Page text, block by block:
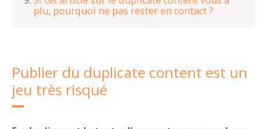
plu, pourquoi ne pas rester en contact ?
Publier du duplicate content est un
jeu très risqué